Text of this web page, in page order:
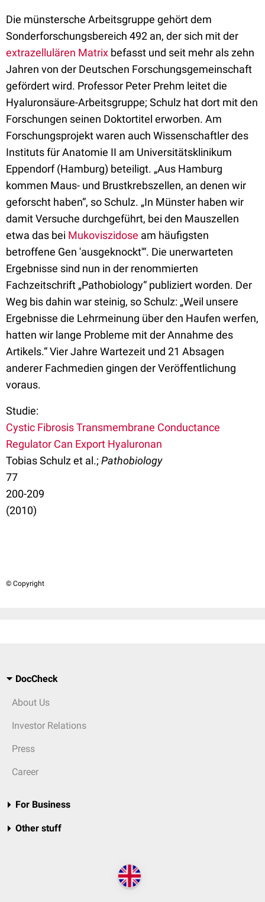
Die münstersche Arbeitsgruppe gehört dem
Sonderforschungsbereich 492 an, der sich mit der
extrazellulären Matrix befasst und seit mehr als zehn
Jahren von der Deutschen Forschungsgemeinschaft
gefördert wird. Professor Peter Prehm leitet die
Hyaluronsäure-Arbeitsgruppe; Schulz hat dort mit den
Forschungen seinen Doktortitel erworben. Am
Forschungsprojekt waren auch Wissenschaftler des
Instituts für Anatomie II am Universitätsklinikum
Eppendorf (Hamburg) beteiligt. „Aus Hamburg
kommen Maus- und Brustkrebszellen, an denen wir
geforscht haben“, so Schulz. „In Münster haben wir
damit Versuche durchgeführt, bei den Mauszellen
etwa das bei Mukoviszidose am häufigsten
betroffene Gen 'ausgeknockt'“. Die unerwarteten
Ergebnisse sind nun in der renommierten
Fachzeitschrift „Pathobiology“ publiziert worden. Der
Weg bis dahin war steinig, so Schulz: „Weil unsere
Ergebnisse die Lehrmeinung über den Haufen werfen,
hatten wir lange Probleme mit der Annahme des
Artikels.“ Vier Jahre Wartezeit und 21 Absagen
anderer Fachmedien gingen der Veröffentlichung
voraus.
Studie:
Cystic Fibrosis Transmembrane Conductance
Regulator Can Export Hyaluronan
Tobias Schulz et al.; Pathobiology
77
200-209
(2010)
© Copyright
DocCheck
About Us
Investor Relations
Press
Career
For Business
Other stuff